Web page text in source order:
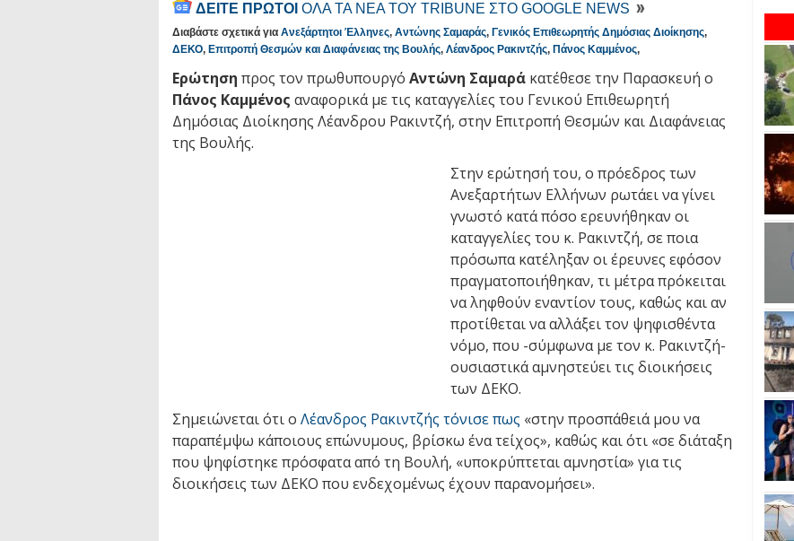
ΔΕΙΤΕ ΠΡΩΤΟΙ ΟΛΑ ΤΑ ΝΕΑ ΤΟΥ TRIBUNE ΣΤΟ GOOGLE NEWS
Διαβάστε σχετικά για Ανεξάρτητοι Έλληνες, Αντώνης Σαμαράς, Γενικός Επιθεωρητής Δημόσιας Διοίκησης,
ΔΕΚΟ, Επιτροπή Θεσμών και Διαφάνειας της Βουλής, Λέανδρος Ρακιντζής, Πάνος Καμμένος,
Ερώτηση προς τον πρωθυπουργό Αντώνη Σαμαρά κατέθεσε την Παρασκευή ο
Πάνος Καμμένος αναφορικά με τις καταγγελίες του Γενικού Επιθεωρητή
Δημόσιας Διοίκησης Λέανδρου Ρακιντζή, στην Επιτροπή Θεσμών και Διαφάνειας
της Βουλής.
Στην ερώτησή του, ο πρόεδρος των
Ανεξαρτήτων Ελλήνων ρωτάει να γίνει
γνωστό κατά πόσο ερευνήθηκαν οι
καταγγελίες του κ. Ρακιντζή, σε ποια
πρόσωπα κατέληξαν οι έρευνες εφόσον
πραγματοποιήθηκαν, τι μέτρα πρόκειται
να ληφθούν εναντίον τους, καθώς και αν
προτίθεται να αλλάξει τον ψηφισθέντα
νόμο, που -σύμφωνα με τον κ. Ρακιντζή-
ουσιαστικά αμνηστεύει τις διοικήσεις
των ΔΕΚΟ.
Σημειώνεται ότι ο Λέανδρος Ρακιντζής τόνισε πως «στην προσπάθειά μου να
παραπέμψω κάποιους επώνυμους, βρίσκω ένα τείχος», καθώς και ότι «σε διάταξη
που ψηφίστηκε πρόσφατα από τη Βουλή, «υποκρύπτεται αμνηστία» για τις
διοικήσεις των ΔΕΚΟ που ενδεχομένως έχουν παρανομήσει».